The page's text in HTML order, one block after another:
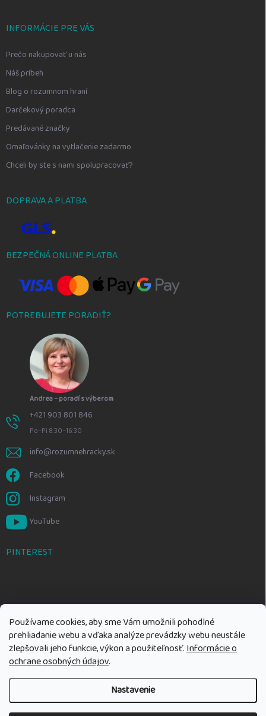
Používame cookies, aby sme Vám umožnili pohodlné
prehliadanie webu a vďaka analýze prevádzky webu neustále
zlepšovali jeho funkcie, výkon a použiteľnosť.Informácie o
ochrane osobných údajov.
Nastavenie
INFORMÁCIE PRE VÁS
Prečo nakupovať u nás
Náš príbeh
Blog o rozumnom hraní
Darčekový poradca
Predávané značky
Omaľovánky na vytlačenie zadarmo
Chceli by ste s nami spolupracovať?
DOPRAVA A PLATBA
BEZPEČNÁ ONLINE PLATBA
POTREBUJETE PORADIŤ?
Andrea – poradí s výberom
+421 903 801 846
Po–Pi 8:30–16:30
info@rozumnehracky.sk
Facebook
Instagram
YouTube
PINTEREST